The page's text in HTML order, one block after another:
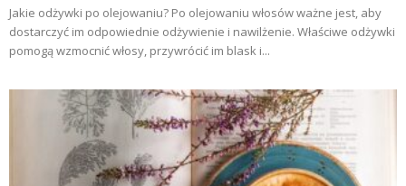
Jakie odżywki po olejowaniu? Po olejowaniu włosów ważne jest, aby
dostarczyć im odpowiednie odżywienie i nawilżenie. Właściwe odżywki
pomogą wzmocnić włosy, przywrócić im blask i...